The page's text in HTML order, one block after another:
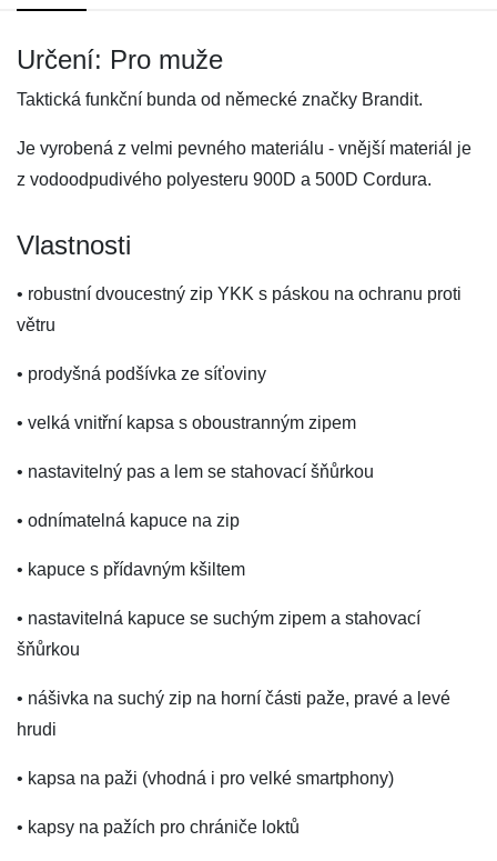
Určení: Pro muže
Taktická funkční bunda od německé značky Brandit.
Je vyrobená z velmi pevného materiálu - vnější materiál je
z vodoodpudivého polyesteru 900D a 500D Cordura.
Vlastnosti
• robustní dvoucestný zip YKK s páskou na ochranu proti
větru
• prodyšná podšívka ze síťoviny
• velká vnitřní kapsa s oboustranným zipem
• nastavitelný pas a lem se stahovací šňůrkou
• odnímatelná kapuce na zip
• kapuce s přídavným kšiltem
• nastavitelná kapuce se suchým zipem a stahovací
šňůrkou
• nášivka na suchý zip na horní části paže, pravé a levé
hrudi
• kapsa na paži (vhodná i pro velké smartphony)
• kapsy na pažích pro chrániče loktů